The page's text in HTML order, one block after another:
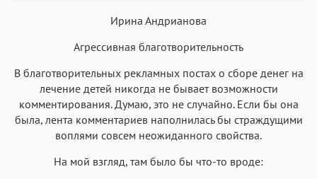
Roboto Garamond Fira Sans Times
Аа
Iowan
Аа
San Francisco Аа
SF Serif Аа
New York
Аа Аа Аа Аа
Ирина Андрианова
Агрессивная благотворительность
В благотворительных рекламных постах о сборе денег на
лечение детей никогда не бывает возможности
комментирования. Думаю, это не случайно. Если бы она
была, лента комментариев наполнилась бы страждущими
воплями совсем неожиданного свойства.
На мой взгляд, там было бы что-то вроде: